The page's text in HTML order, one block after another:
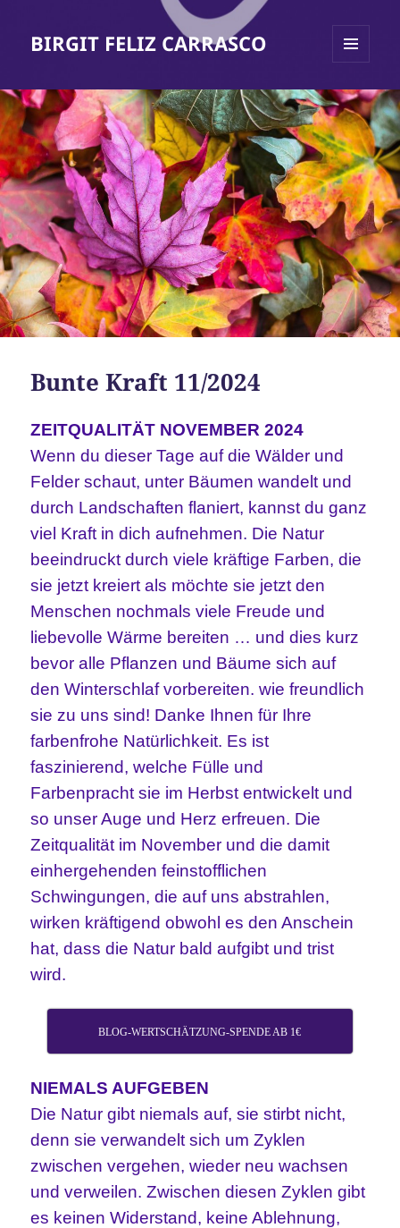
BIRGIT FELIZ CARRASCO
WIDGETS
Bunte Kraft 11/2024
ZEITQUALITÄT NOVEMBER 2024
Wenn du dieser Tage auf die Wälder und
Felder schaut, unter Bäumen wandelt und
durch Landschaften flaniert, kannst du ganz
viel Kraft in dich aufnehmen. Die Natur
beeindruckt durch viele kräftige Farben, die
sie jetzt kreiert als möchte sie jetzt den
Menschen nochmals viele Freude und
liebevolle Wärme bereiten … und dies kurz
bevor alle Pflanzen und Bäume sich auf
den Winterschlaf vorbereiten. wie freundlich
sie zu uns sind! Danke Ihnen für Ihre
farbenfrohe Natürlichkeit. Es ist
faszinierend, welche Fülle und
Farbenpracht sie im Herbst entwickelt und
so unser Auge und Herz erfreuen. Die
Zeitqualität im November und die damit
einhergehenden feinstofflichen
Schwingungen, die auf uns abstrahlen,
wirken kräftigend obwohl es den Anschein
hat, dass die Natur bald aufgibt und trist
wird.
BLOG-WERTSCHÄTZUNG-SPENDE AB 1€
NIEMALS AUFGEBEN
Die Natur gibt niemals auf, sie stirbt nicht,
denn sie verwandelt sich um Zyklen
zwischen vergehen, wieder neu wachsen
und verweilen. Zwischen diesen Zyklen gibt
es keinen Widerstand, keine Ablehnung,